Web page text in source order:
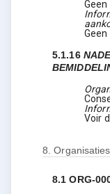
5.1.16
Voir
8.Organisaties
8.1ORG-